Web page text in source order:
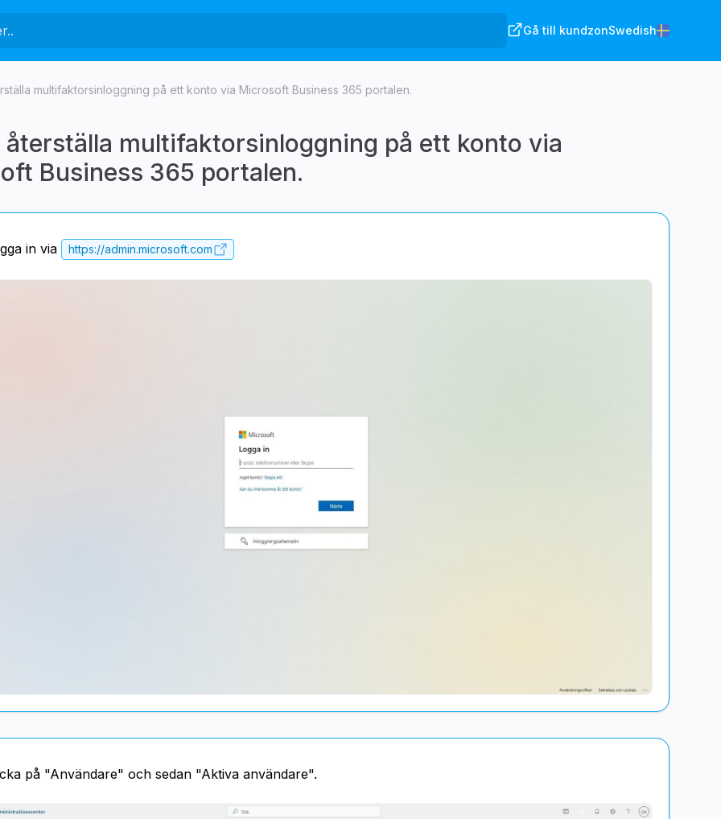
Gå till kundzonSwedish
multifaktorsinloggning på ett konto via Microsoft Business 365 portalen.
återställa multifaktorsinloggning på ett konto via
Business 365 portalen.
in via https://admin.microsoft.com
på "Användare" och sedan "Aktiva användare".